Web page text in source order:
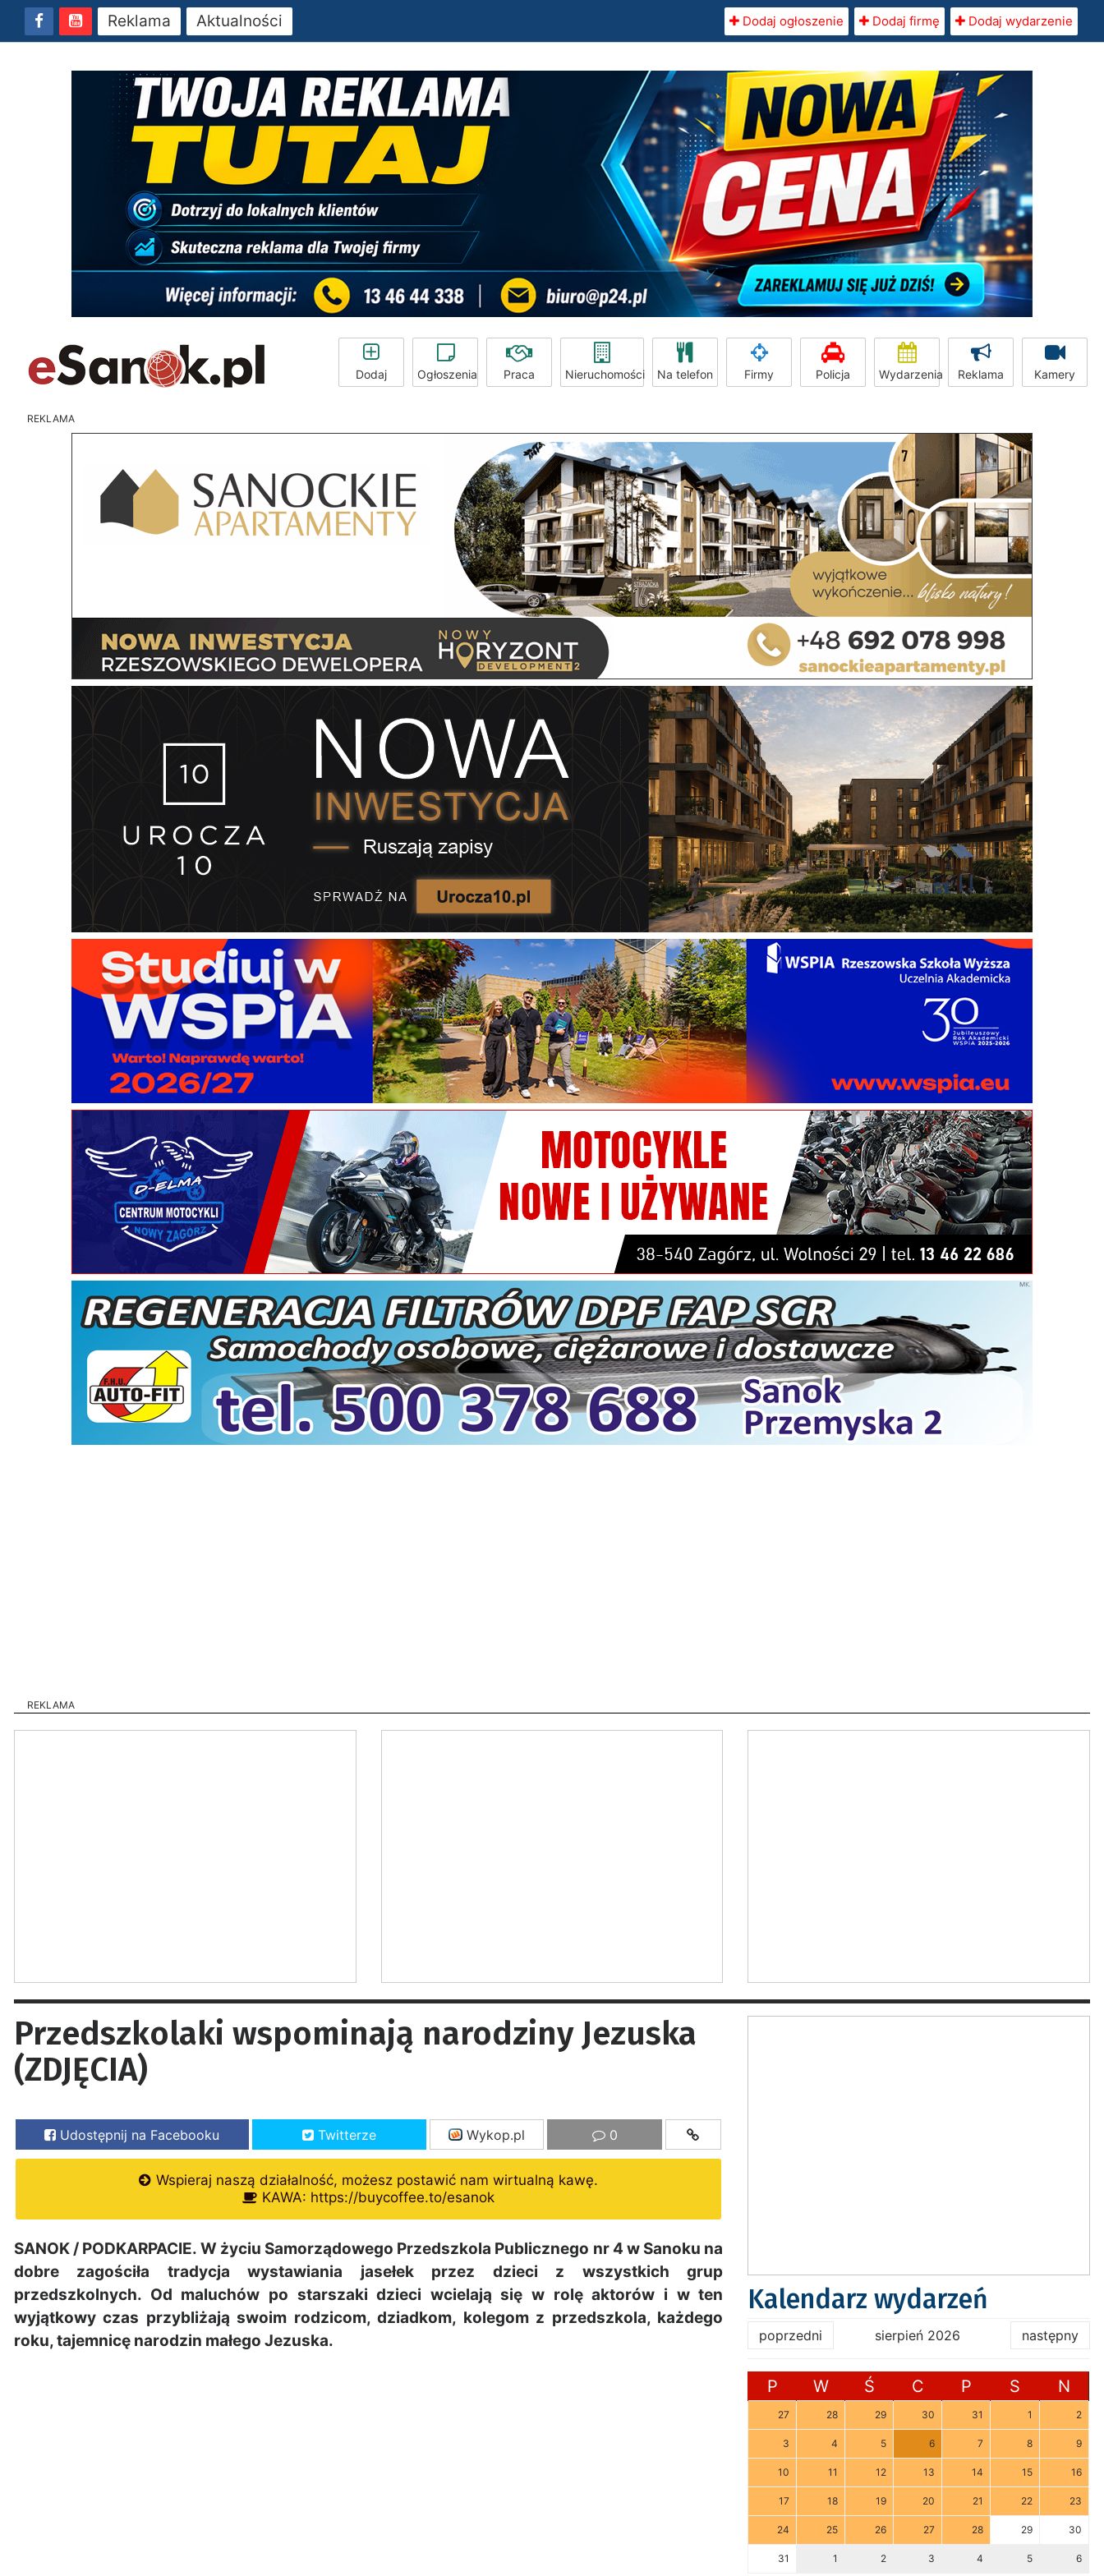
Reklama Aktualności Dodaj ogłoszenie Dodaj firmę Dodaj wydarzenie
Dodaj Ogłoszenia Praca Nieruchomości Na telefon Firmy Policja Wydarzenia Reklama Kamery
REKLAMA
REKLAMA
Przedszkolaki wspominają narodziny Jezuska
(ZDJĘCIA)
Udostępnij na Facebooku Twitterze Wykop.pl 0
Wspieraj naszą działalność, możesz postawić nam wirtualną kawę.
KAWA: https://buycoffee.to/esanok
SANOK / PODKARPACIE. W życiu Samorządowego Przedszkola Publicznego nr 4 w Sanoku na
dobre zagościła tradycja wystawiania jasełek przez dzieci z wszystkich grup
przedszkolnych. Od maluchów po starszaki dzieci wcielają się w rolę aktorów i w ten
wyjątkowy czas przybliżają swoim rodzicom, dziadkom, kolegom z przedszkola, każdego
roku, tajemnicę narodzin małego Jezuska.
Kalendarz wydarzeń
poprzedni sierpień 2026 następny
P W Ś C P S N
27 28 29 30 31 1 2
3 4 5 6 7 8 9
10 11 12 13 14 15 16
17 18 19 20 21 22 23
24 25 26 27 28 29 30
31 1 2 3 4 5 6